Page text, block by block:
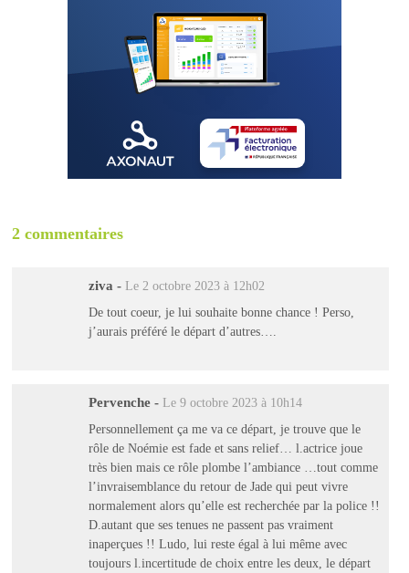
2 commentaires
ziva - Le 2 octobre 2023 à 12h02
De tout coeur, je lui souhaite bonne chance ! Perso,
j’aurais préféré le départ d’autres….
Pervenche - Le 9 octobre 2023 à 10h14
Personnellement ça me va ce départ, je trouve que le
rôle de Noémie est fade et sans relief… l.actrice joue
très bien mais ce rôle plombe l’ambiance …tout comme
l’invraisemblance du retour de Jade qui peut vivre
normalement alors qu’elle est recherchée par la police !!
D.autant que ses tenues ne passent pas vraiment
inaperçues !! Ludo, lui reste égal à lui même avec
toujours l.incertitude de choix entre les deux, le départ